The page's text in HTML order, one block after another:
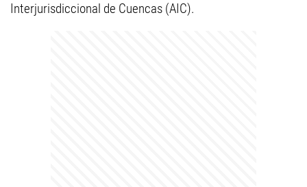
Interjurisdiccional de Cuencas (AIC).